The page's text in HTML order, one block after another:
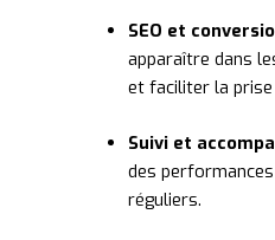
SEO et
apparaître dans
et faciliter la
Suivi et
des
réguliers.